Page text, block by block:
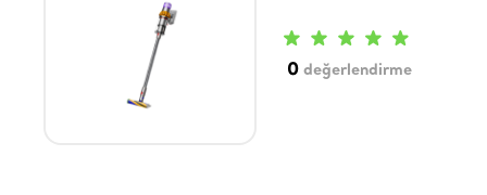
0 değerlendirme